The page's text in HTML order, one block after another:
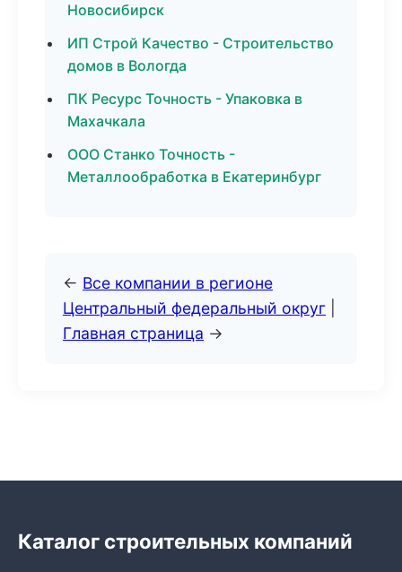
Новосибирск
ИП Строй Качество - Строительство
домов в Вологда
ПК Ресурс Точность - Упаковка в
Махачкала
ООО Станко Точность -
Металлообработка в Екатеринбург
← Все компании в регионе
Центральный федеральный округ
Главная страница →
Каталог строительных компаний